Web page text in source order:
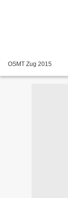
OSMT Zug 2015